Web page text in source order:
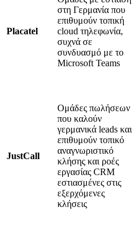
Placatel
στη Γερμανία που
επιθυμούν τοπική
cloud τηλεφωνία,
συχνά σε
συνδυασμό με το
Microsoft Teams
JustCall
Ομάδες πωλήσεων
που καλούν
γερμανικά leads και
επιθυμούν τοπικό
αναγνωριστικό
κλήσης και ροές
εργασίας CRM
εστιασμένες στις
εξερχόμενες
κλήσεις